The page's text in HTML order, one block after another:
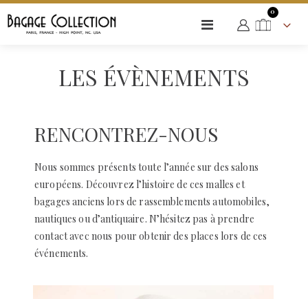
Basculer
Cart
0articles
LES ÉVÈNEMENTS
RENCONTREZ-NOUS
Nous sommes présents toute l’année sur des salons
européens. Découvrez l’histoire de ces malles et
bagages anciens lors de rassemblements automobiles,
nautiques ou d’antiquaire. N’hésitez pas à prendre
contact avec nous pour obtenir des places lors de ces
événements.